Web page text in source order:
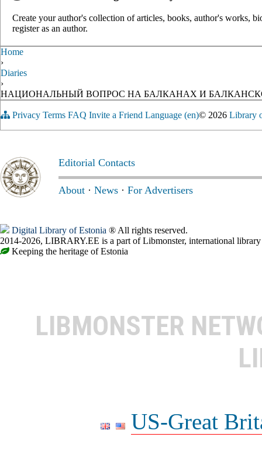
Create your author's collection of articles, books, author's works,
register as an author.
Home
›
Diaries
›
НАЦИОНАЛЬНЫЙ ВОПРОС НА БАЛКАНАХ И
Privacy Terms FAQ Invite a Friend Language (en)© 2026 Library
Editorial Contacts
About · News · For Advertisers
Digital Library of Estonia ® All rights reserved.
2014-2026, LIBRARY.EE is a part of Libmonster, international
Keeping the heritage of Estonia
LIBMONSTER
US-Great